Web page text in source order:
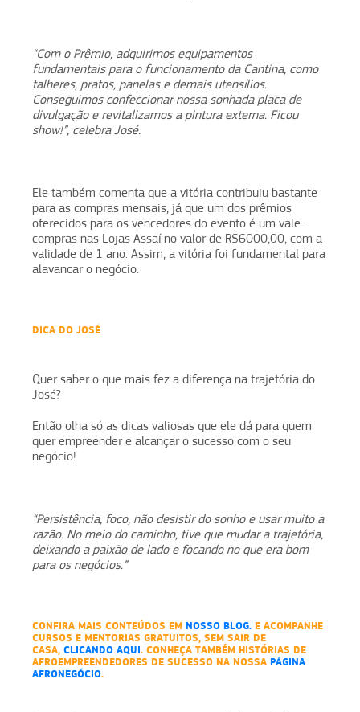
“Com o Prêmio, adquirimos equipamentos
fundamentais para o funcionamento da Cantina, como
talheres, pratos, panelas e demais utensílios.
Conseguimos confeccionar nossa sonhada placa de
divulgação e revitalizamos a pintura externa. Ficou
show!”, celebra José.
Ele também comenta que a vitória contribuiu bastante
para as compras mensais, já que um dos prêmios
oferecidos para os vencedores do evento é um vale-
compras nas Lojas Assaí no valor de R$6000,00, com a
validade de 1 ano. Assim, a vitória foi fundamental para
alavancar o negócio.
DICA DO JOSÉ
Quer saber o que mais fez a diferença na trajetória do
José?
Então olha só as dicas valiosas que ele dá para quem
quer empreender e alcançar o sucesso com o seu
negócio!
“Persistência, foco, não desistir do sonho e usar muito a
razão. No meio do caminho, tive que mudar a trajetória,
deixando a paixão de lado e focando no que era bom
para os negócios.”
CONFIRA MAIS CONTEÚDOS EM NOSSO BLOG. E ACOMPANHE
CURSOS E MENTORIAS GRATUITOS, SEM SAIR DE
CASA, CLICANDO AQUI. CONHEÇA TAMBÉM HISTÓRIAS DE
AFROEMPREENDEDORES DE SUCESSO NA NOSSA PÁGINA
AFRONEGÓCIO.